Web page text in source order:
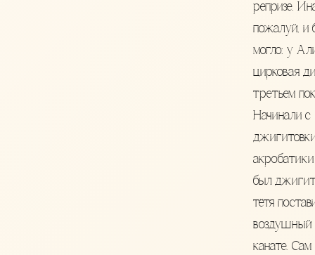
репризе.
пожалуй, и
могло: у
цирковая
третьем
Начинали с
был
тётя
воздушный
канате.